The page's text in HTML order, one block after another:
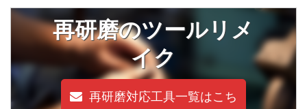
再研磨のツールリメ
イク
再研磨対応工具一覧はこち